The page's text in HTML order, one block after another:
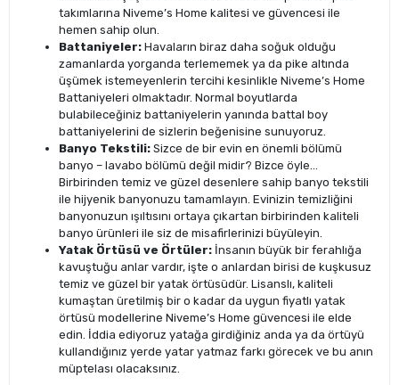
takımlarına Niveme’s Home kalitesi ve güvencesi ile
hemen sahip olun.
Battaniyeler: Havaların biraz daha soğuk olduğu
zamanlarda yorganda terlememek ya da pike altında
üşümek istemeyenlerin tercihi kesinlikle Niveme’s Home
Battaniyeleri olmaktadır. Normal boyutlarda
bulabileceğiniz battaniyelerin yanında battal boy
battaniyelerini de sizlerin beğenisine sunuyoruz.
Banyo Tekstili: Sizce de bir evin en önemli bölümü
banyo – lavabo bölümü değil midir? Bizce öyle…
Birbirinden temiz ve güzel desenlere sahip banyo tekstili
ile hijyenik banyonuzu tamamlayın. Evinizin temizliğini
banyonuzun ışıltısını ortaya çıkartan birbirinden kaliteli
banyo ürünleri ile siz de misafirlerinizi büyüleyin.
Yatak Örtüsü ve Örtüler: İnsanın büyük bir ferahlığa
kavuştuğu anlar vardır, işte o anlardan birisi de kuşkusuz
temiz ve güzel bir yatak örtüsüdür. Lisanslı, kaliteli
kumaştan üretilmiş bir o kadar da uygun fiyatlı yatak
örtüsü modellerine Niveme’s Home güvencesi ile elde
edin. İddia ediyoruz yatağa girdiğiniz anda ya da örtüyü
kullandığınız yerde yatar yatmaz farkı görecek ve bu anın
müptelası olacaksınız.